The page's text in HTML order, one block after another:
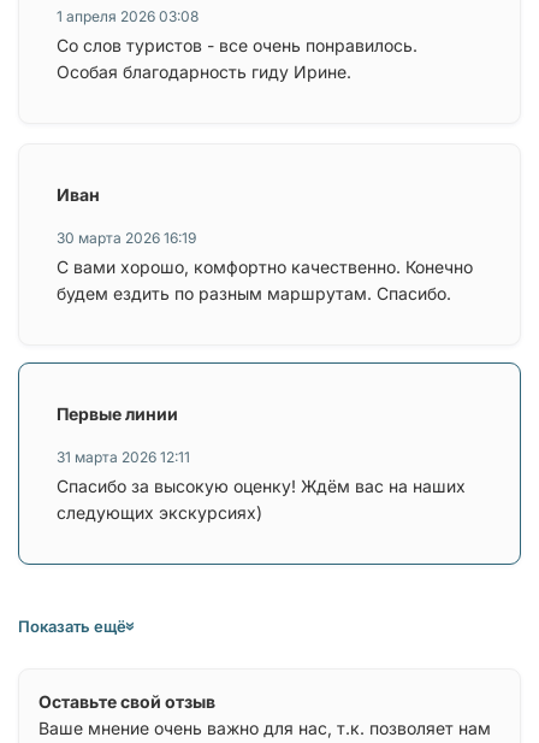
1 апреля 2026 03:08
Со слов туристов - все очень понравилось.
Особая благодарность гиду Ирине.
Иван
30 марта 2026 16:19
С вами хорошо, комфортно качественно. Конечно
будем ездить по разным маршрутам. Спасибо.
Первые линии
31 марта 2026 12:11
Спасибо за высокую оценку! Ждём вас на наших
следующих экскурсиях)
Показать ещё
Оставьте свой отзыв
Ваше мнение очень важно для нас, т.к. позволяет нам